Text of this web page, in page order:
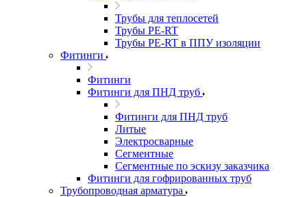
Трубы для теплосетей
Трубы PE-RT
Трубы PE-RT в ППУ изоляции
Фитинги
Фитинги
Фитинги для ПНД труб
Фитинги для ПНД труб
Литые
Электросварные
Сегментные
Сегментные по эскизу заказчика
Фитинги для гофрированных труб
Трубопроводная арматура